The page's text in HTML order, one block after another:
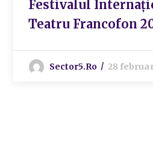
Festivalul
Teatru Francofon
Sector5.ro 28